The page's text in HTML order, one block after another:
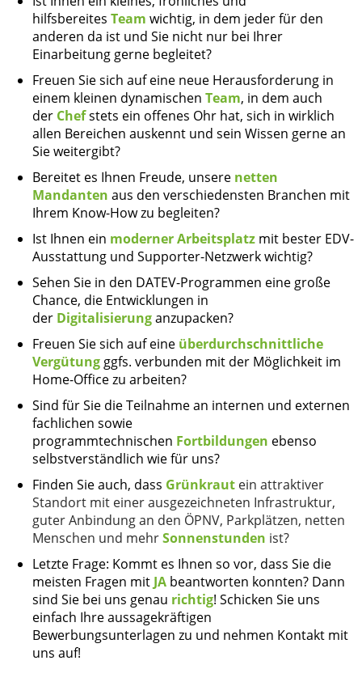
hilfsbereites Team wichtig, in dem jeder für den
anderen da ist und Sie nicht nur bei Ihrer
Einarbeitung gerne begleitet?
Freuen Sie sich auf eine neue Herausforderung in
einem kleinen dynamischen Team, in dem auch
der Chefstets ein offenes Ohr hat, sich in wirklich
allen Bereichen auskennt und sein Wissen gerne an
Sie weitergibt?
Bereitet es Ihnen Freude, unsere netten
Mandanten aus den verschiedensten Branchen mit
Ihrem Know-How zu begleiten?
Ist Ihnen ein moderner Arbeitsplatz mit bester EDV-
Ausstattung und Supporter-Netzwerk wichtig?
Sehen Sie in den DATEV-Programmen eine große
Chance, die Entwicklungen in
der Digitalisierunganzupacken?
Freuen Sie sich auf eine überdurchschnittliche
Vergütung ggfs. verbunden mit der Möglichkeit im
Home-Office zu arbeiten?
Sind für Sie die Teilnahme an internen und externen
fachlichen sowie
programmtechnischen Fortbildungen ebenso
selbstverständlich wie für uns?
Finden Sie auch, dass Grünkraut ein attraktiver
Standort mit einer ausgezeichneten Infrastruktur,
guter Anbindung an den ÖPNV, Parkplätzen, netten
Menschen und mehrSonnenstunden ist?
Letzte Frage: Kommt es Ihnen so vor, dass Sie die
meisten Fragen mit JA beantworten konnten? Dann
sind Sie bei uns genau richtig! Schicken Sie uns
einfach Ihre aussagekräftigen
Bewerbungsunterlagen zu und nehmen Kontakt mit
uns auf!